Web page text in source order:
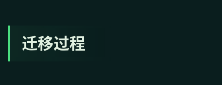
迁移过程